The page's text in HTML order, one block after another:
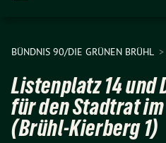
BÜNDNIS 90/DIE GRÜNEN BRÜHL
Listenplatz 14
für den Stadtrat
(Brühl-Kierberg 1)